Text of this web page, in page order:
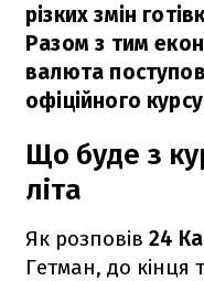
різких змін
Разом з тим
валюта
офіційного
Що буде з
літа
Як розповів 24
Гетман, до кінця